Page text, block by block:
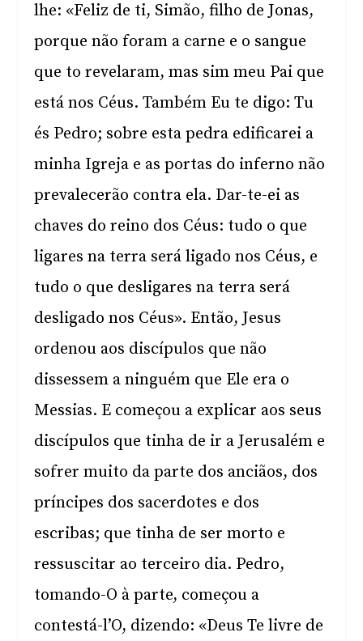
lhe: «Feliz de ti, Simão, filho de Jonas,
porque não foram a carne e o sangue
que to revelaram, mas sim meu Pai que
está nos Céus. Também Eu te digo: Tu
és Pedro; sobre esta pedra edificarei a
minha Igreja e as portas do inferno não
prevalecerão contra ela. Dar-te-ei as
chaves do reino dos Céus: tudo o que
ligares na terra será ligado nos Céus, e
tudo o que desligares na terra será
desligado nos Céus». Então, Jesus
ordenou aos discípulos que não
dissessem a ninguém que Ele era o
Messias. E começou a explicar aos seus
discípulos que tinha de ir a Jerusalém e
sofrer muito da parte dos anciãos, dos
príncipes dos sacerdotes e dos
escribas; que tinha de ser morto e
ressuscitar ao terceiro dia. Pedro,
tomando-O à parte, começou a
contestá-l’O, dizendo: «Deus Te livre de